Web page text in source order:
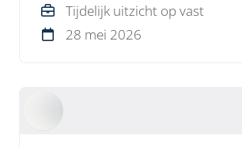
Tijdelijk uitzicht op vast
28 mei 2026